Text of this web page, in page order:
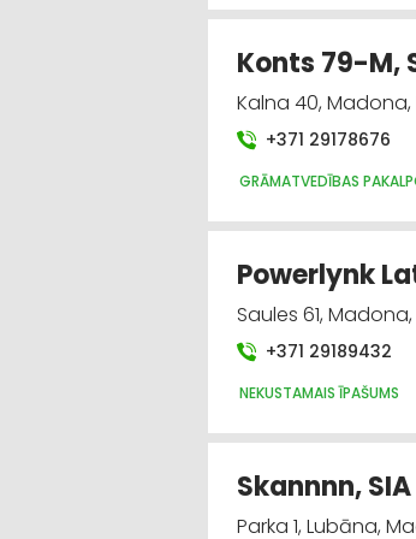
Konts 79-M,
Kalna 40,
+371 29178676
GRĀMATVEDĪBAS
Powerlynk
Saules 61,
+371 29189432
NEKUSTAMAIS ĪPAŠUMS
Skannnn, SIA
Parka 1, Lubāna,